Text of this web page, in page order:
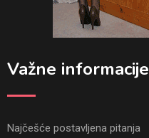
Važne informacije
Najčešće postavljena pitanja